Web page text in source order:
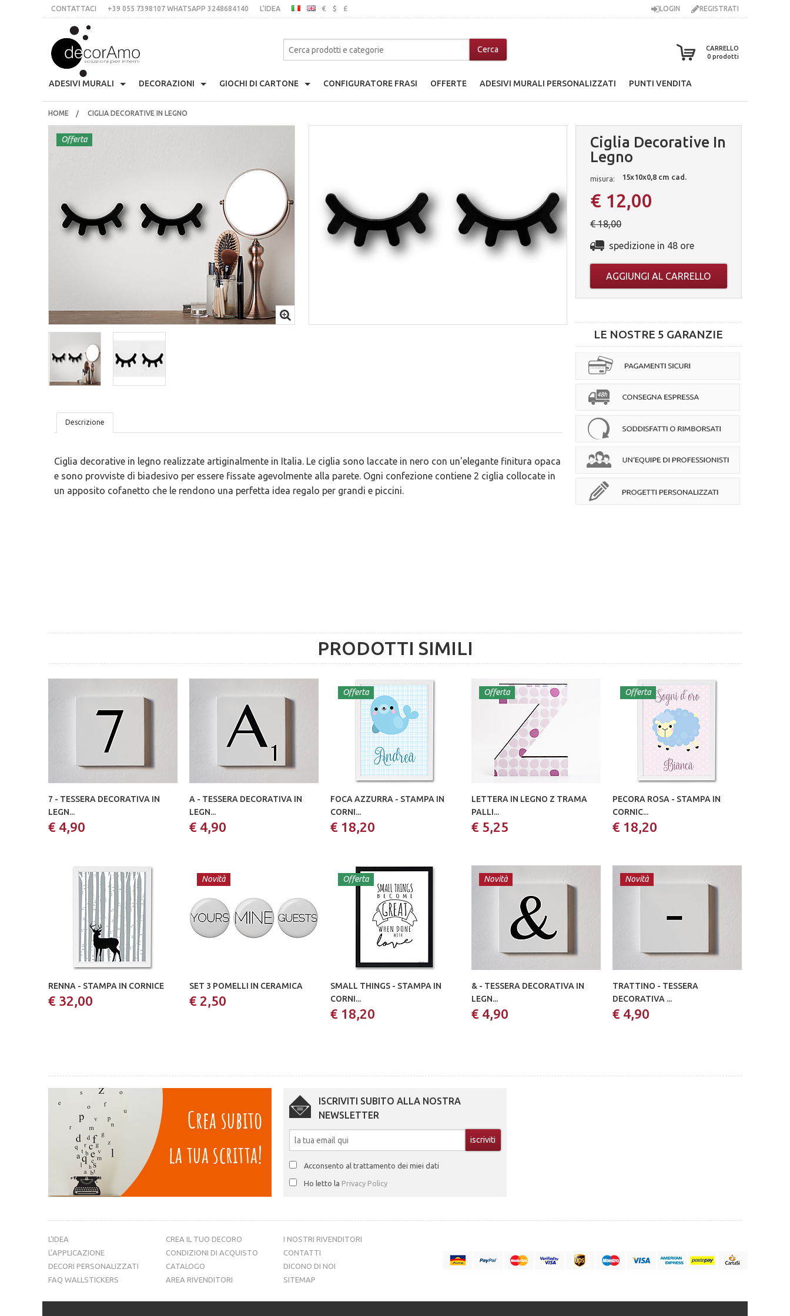
CONTATTACI +39 055 7398107 WHATSAPP 3248684140 L’IDEA
ITALIANOINGLESE
€ $ £ LOGIN REGISTRATI
CARRELLO
0 prodotti
ADESIVI MURALI
Fiori
Ironici
Scritte Per Pareti
Bambini
Per Le Mattonelle
Tutto Organizzato
DECORAZIONI
Bloomingville
Ciglia Decorative
Lettere In Legno
Presina Mustache
Stampe In Cornice
Tessere Componibili In Legno
Tovagliette
GIOCHI DI CARTONE
Cucina Di Cartone
Frigo Giocattolo
CONFIGURATORE FRASI OFFERTE ADESIVI MURALI PERSONALIZZATI PUNTI VENDITA
CONTATTACI+39 055 7398107 whatsApp 3248684140
$
LOGIN REGISTRATI
HOME CIGLIA DECORATIVE IN LEGNO
Offerta
Ciglia Decorative In
Legno
misura: 15x10x0,8 cm cad.
€ 12,00
€ 18,00
spedizione in 48 ore
AGGIUNGI AL CARRELLO
LE NOSTRE 5 GARANZIE
Descrizione
Ciglia decorative in legno realizzate artiginalmente in Italia. Le ciglia sono laccate in nero con un'elegante finitura opaca
e sono provviste di biadesivo per essere fissate agevolmente alla parete. Ogni confezione contiene 2 ciglia collocate in
un apposito cofanetto che le rendono una perfetta idea regalo per grandi e piccini.
PRODOTTI SIMILI
7 - TESSERA DECORATIVA IN
LEGN...
€ 4,90
A - TESSERA DECORATIVA IN
LEGN...
€ 4,90
Offerta
FOCA AZZURRA - STAMPA IN
CORNI...
€ 18,20
Offerta
LETTERA IN LEGNO Z TRAMA
PALLI...
€ 5,25
Offerta
PECORA ROSA - STAMPA IN
CORNIC...
€ 18,20
RENNA - STAMPA IN CORNICE
€ 32,00
Novità
SET 3 POMELLI IN CERAMICA
€ 2,50
Offerta
SMALL THINGS - STAMPA IN
CORNI...
€ 18,20
Novità
& - TESSERA DECORATIVA IN
LEGN...
€ 4,90
Novità
TRATTINO - TESSERA
DECORATIVA ...
€ 4,90
ISCRIVITI SUBITO ALLA NOSTRA
NEWSLETTER
Acconsento al trattamento dei miei dati
Ho letto la Privacy Policy
L’IDEA
L’APPLICAZIONE
DECORI PERSONALIZZATI
FAQ WALLSTICKERS
CREA IL TUO DECORO
CONDIZIONI DI ACQUISTO
CATALOGO
AREA RIVENDITORI
I NOSTRI RIVENDITORI
CONTATTI
DICONO DI NOI
SITEMAP